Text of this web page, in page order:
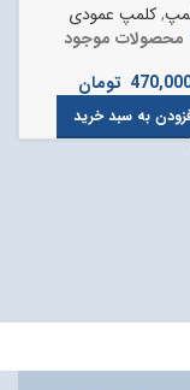
,کلمپ عمودی
محصولات موجود
تومان
به سبد خرید